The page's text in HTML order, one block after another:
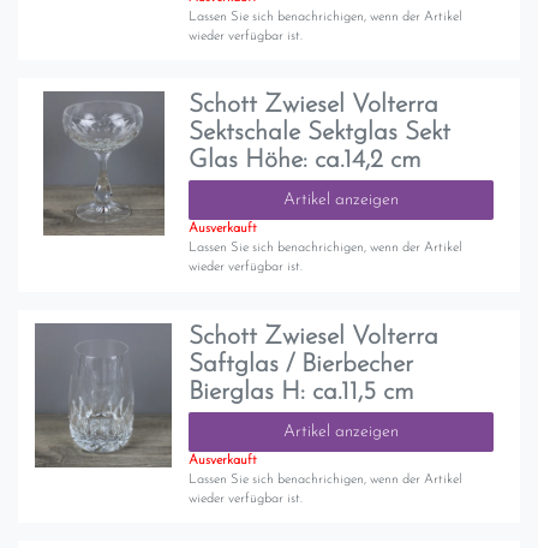
Lassen Sie sich benachrichigen, wenn der Artikel
wieder verfügbar ist.
Schott Zwiesel Volterra
Sektschale Sektglas Sekt
Glas Höhe: ca.14,2 cm
Artikel anzeigen
Ausverkauft
Lassen Sie sich benachrichigen, wenn der Artikel
wieder verfügbar ist.
Schott Zwiesel Volterra
Saftglas / Bierbecher
Bierglas H: ca.11,5 cm
Artikel anzeigen
Ausverkauft
Lassen Sie sich benachrichigen, wenn der Artikel
wieder verfügbar ist.